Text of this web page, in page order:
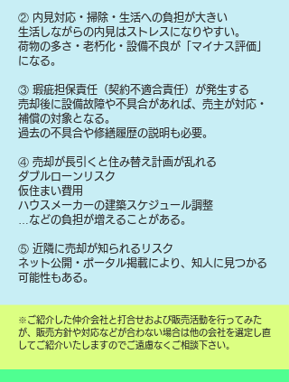
② 内見対応・掃除・生活への負担が大きい
生活しながらの内見はストレスになりやすい。
荷物の多さ・老朽化・設備不良が「マイナス評価」
になる。
③ 瑕疵担保責任（契約不適合責任）が発生する
売却後に設備故障や不具合があれば、売主が対応・
補償の対象となる。
過去の不具合や修繕履歴の説明も必要。
④ 売却が長引くと住み替え計画が乱れる
ダブルローンリスク
仮住まい費用
ハウスメーカーの建築スケジュール調整
…などの負担が増えることがある。
⑤ 近隣に売却が知られるリスク
ネット公開・ポータル掲載により、知人に見つかる
可能性もある。
​※ご紹介した仲介会社と打合せおよび販売活動を行ってみた
が、販売方針や対応などが合わない場合は他の会社を選定し直
してご紹介いたしますのでご遠慮なくご相談下さい。